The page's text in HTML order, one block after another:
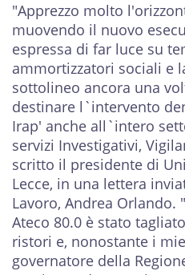
"Apprezzo molto
muovendo il nuovo
espressa di far luce su
ammortizzatori sociali e
sottolineo ancora una
destinare l`intervento
Irap' anche all`intero
servizi Investigativi,
scritto il presidente di
Lecce, in una lettera
Lavoro, Andrea Orlando.
Ateco 80.0 è stato
ristori e, nonostante i
governatore della